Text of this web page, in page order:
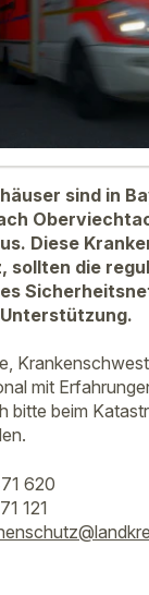
sind in
Diese
sollten die
mit
bitte beim
620
121